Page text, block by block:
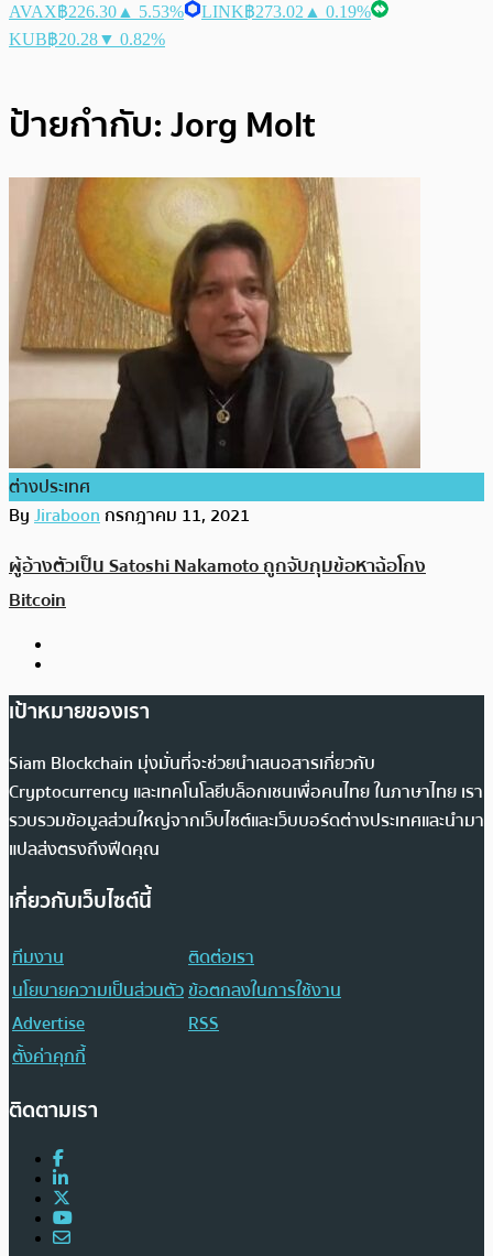
AVAX฿226.30 ▲ 5.53% LINK฿273.02 ▲ 0.19%
KUB฿20.28▼ 0.82%
ป้ายกำกับ:Jorg Molt
ต่างประเทศ
ByJiraboonกรกฎาคม 11, 2021
ผู้อ้างตัวเป็น Satoshi Nakamoto ถูกจับกุมข้อหาฉ้อโกง
Bitcoin
เป้าหมายของเรา
Siam Blockchain มุ่งมั่นที่จะช่วยนำเสนอสารเกี่ยวกับ
Cryptocurrency และเทคโนโลยีบล็อกเชนเพื่อคนไทย ในภาษาไทย เรา
รวบรวมข้อมูลส่วนใหญ่จากเว็บไซต์และเว็บบอร์ดต่างประเทศและนำมา
แปลส่งตรงถึงฟีดคุณ
เกี่ยวกับเว็บไซต์นี้
ทีมงาน
ติดต่อเรา
นโยบายความเป็นส่วนตัวข้อตกลงในการใช้งาน
Advertise
RSS
ตั้งค่าคุกกี้
ติดตามเรา